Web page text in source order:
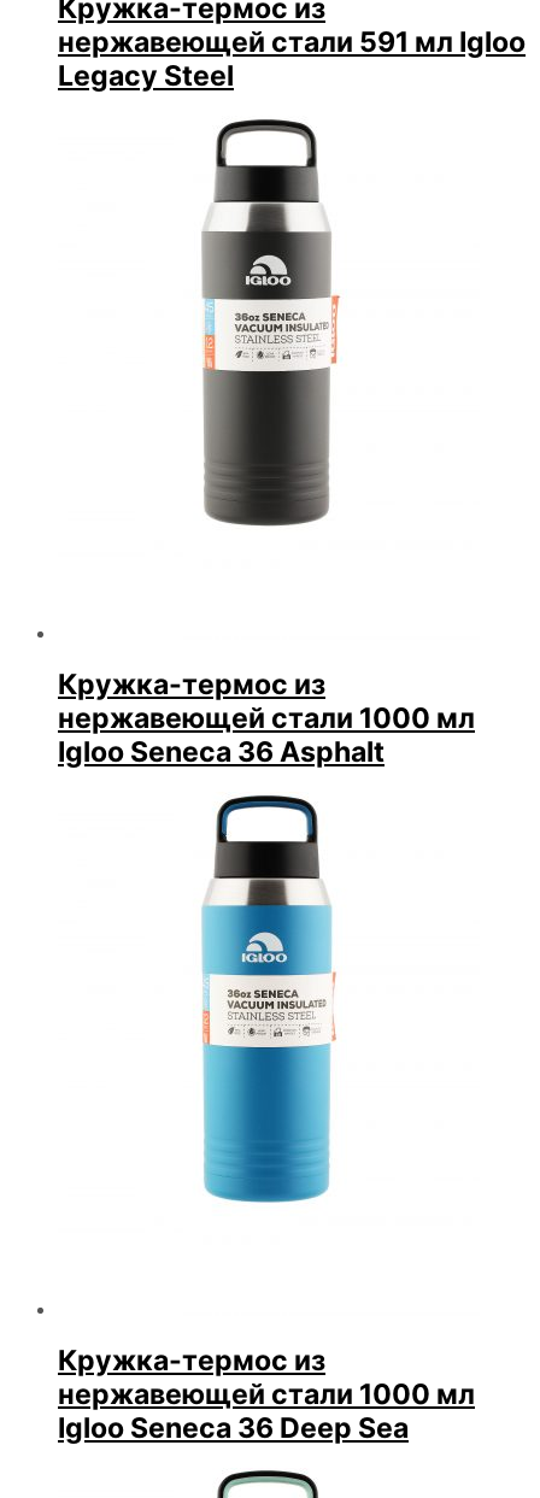
Кружка-термос из
нержавеющей стали 591 мл Igloo
Legacy Steel
Кружка-термос из
нержавеющей стали 1000 мл
Igloo Seneca 36 Asphalt
Кружка-термос из
нержавеющей стали 1000 мл
Igloo Seneca 36 Deep Sea